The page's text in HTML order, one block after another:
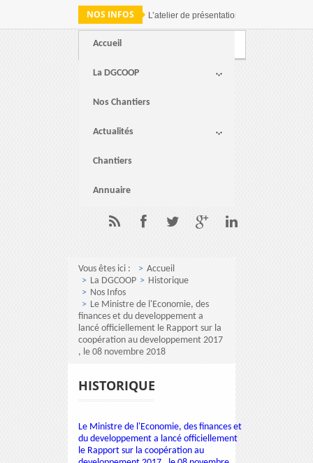
NOS INFOS L’atelier de présentation des résultats de
Accueil
La DGCOOP
Nos Chantiers
Actualités
Chantiers
Annuaire
Vous êtes ici :
Accueil
La DGCOOP
Historique
Nos Infos
Le Ministre de l'Economie, des
finances et du developpement a
lancé officiellement le Rapport sur la
coopération au developpement 2017
, le 08 novembre 2018
HISTORIQUE
Le Ministre de l'Economie, des finances et
du developpement a lancé officiellement
le Rapport sur la coopération au